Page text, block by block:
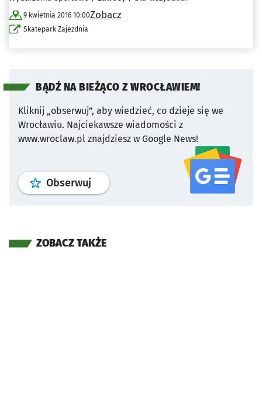
9 kwietnia 2016 10:00
Skatepark Zajezdnia
Zobacz
BĄDŹ NA BIEŻĄCO Z WROCŁAWIEM!
Kliknij „obserwuj”, aby wiedzieć, co dzieje się we
Wrocławiu. Najciekawsze wiadomości z
www.wroclaw.pl znajdziesz w Google News!
Obserwuj profil serwisu
ZOBACZ TAKŻE